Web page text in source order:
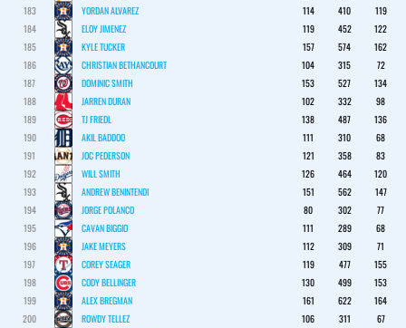
183
YORDAN ALVAREZ 114 410
119
184
ELOY JIMENEZ 119 452
122
185
KYLE TUCKER 157 574
162
186
CHRISTIAN BETHANCOURT 104 315
72
187
DOMINIC SMITH 153 527
134
188
JARREN DURAN 102 332
98
189
TJ FRIEDL 138 487
136
190
AKIL BADDOO 111 310
68
191
JOC PEDERSON 121 358
83
192
WILL SMITH 126 464
120
193
ANDREW BENINTENDI 151 562
147
194
JORGE POLANCO 80 302
77
195
CAVAN BIGGIO 111 289
68
196
JAKE MEYERS 112 309
71
197
COREY SEAGER 119 477
155
198
CODY BELLINGER 130 499
153
199
ALEX BREGMAN 161 622
164
200
ROWDY TELLEZ 106 311
67